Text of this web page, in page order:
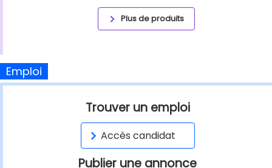
Plus de produits
Emploi
Trouver un emploi
Accès candidat
Publier une annonce